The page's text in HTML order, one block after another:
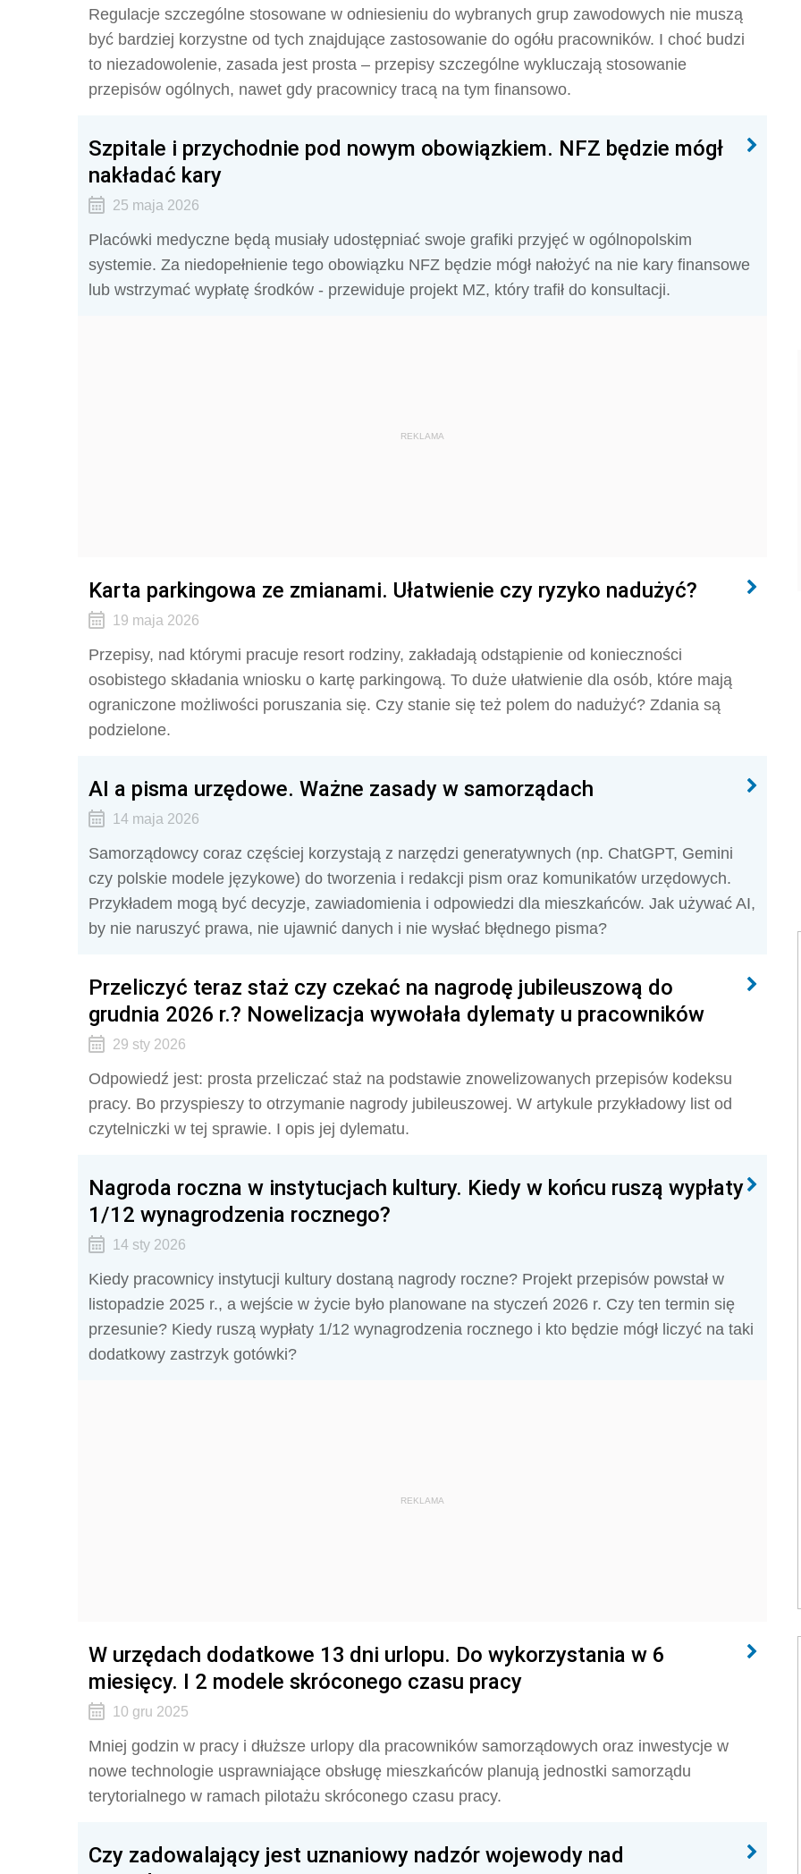
Regulacje szczególne stosowane w odniesieniu do wybranych grup zawodowych nie muszą
być bardziej korzystne od tych znajdujące zastosowanie do ogółu pracowników. I choć budzi
to niezadowolenie, zasada jest prosta – przepisy szczególne wykluczają stosowanie
przepisów ogólnych, nawet gdy pracownicy tracą na tym finansowo.
Szpitale i przychodnie pod nowym obowiązkiem. NFZ będzie mógł
nakładać kary
25 maja 2026
Placówki medyczne będą musiały udostępniać swoje grafiki przyjęć w ogólnopolskim
systemie. Za niedopełnienie tego obowiązku NFZ będzie mógł nałożyć na nie kary finansowe
lub wstrzymać wypłatę środków - przewiduje projekt MZ, który trafił do konsultacji.
REKLAMA
Karta parkingowa ze zmianami. Ułatwienie czy ryzyko nadużyć?
19 maja 2026
Przepisy, nad którymi pracuje resort rodziny, zakładają odstąpienie od konieczności
osobistego składania wniosku o kartę parkingową. To duże ułatwienie dla osób, które mają
ograniczone możliwości poruszania się. Czy stanie się też polem do nadużyć? Zdania są
podzielone.
AI a pisma urzędowe. Ważne zasady w samorządach
14 maja 2026
Samorządowcy coraz częściej korzystają z narzędzi generatywnych (np. ChatGPT, Gemini
czy polskie modele językowe) do tworzenia i redakcji pism oraz komunikatów urzędowych.
Przykładem mogą być decyzje, zawiadomienia i odpowiedzi dla mieszkańców. Jak używać AI,
by nie naruszyć prawa, nie ujawnić danych i nie wysłać błędnego pisma?
Przeliczyć teraz staż czy czekać na nagrodę jubileuszową do
grudnia 2026 r.? Nowelizacja wywołała dylematy u pracowników
29 sty 2026
Odpowiedź jest: prosta przeliczać staż na podstawie znowelizowanych przepisów kodeksu
pracy. Bo przyspieszy to otrzymanie nagrody jubileuszowej. W artykule przykładowy list od
czytelniczki w tej sprawie. I opis jej dylematu.
Nagroda roczna w instytucjach kultury. Kiedy w końcu ruszą wypłaty
1/12 wynagrodzenia rocznego?
14 sty 2026
Kiedy pracownicy instytucji kultury dostaną nagrody roczne? Projekt przepisów powstał w
listopadzie 2025 r., a wejście w życie było planowane na styczeń 2026 r. Czy ten termin się
przesunie? Kiedy ruszą wypłaty 1/12 wynagrodzenia rocznego i kto będzie mógł liczyć na taki
dodatkowy zastrzyk gotówki?
REKLAMA
W urzędach dodatkowe 13 dni urlopu. Do wykorzystania w 6
miesięcy. I 2 modele skróconego czasu pracy
10 gru 2025
Mniej godzin w pracy i dłuższe urlopy dla pracowników samorządowych oraz inwestycje w
nowe technologie usprawniające obsługę mieszkańców planują jednostki samorządu
terytorialnego w ramach pilotażu skróconego czasu pracy.
Czy zadowalający jest uznaniowy nadzór wojewody nad